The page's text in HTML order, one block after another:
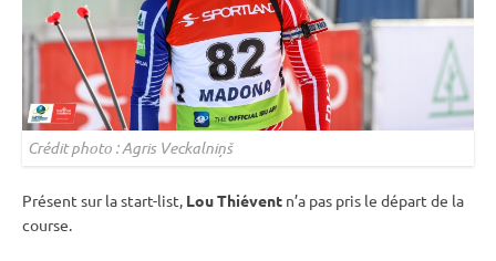
Crédit photo : Agris Veckalniņš
Présent sur la start-list, Lou Thiévent n’a pas pris le départ de la
course.